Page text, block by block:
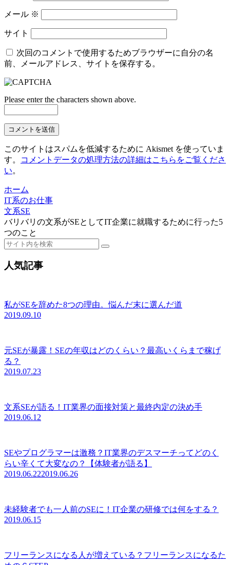
メール ※
サイト
次回のコメントで使用するためブラウザーに自分の名
前、メールアドレス、サイトを保存する。
Please enter the characters shown above.
このサイトはスパムを低減するために Akismet を使っていま
す。
コメントデータの処理方法の詳細はこちらをご覧くださ
い。
ホーム
IT系のお仕事
文系SE
バリバリの文系がSEとしてIT企業に就職するために行った5
つのこと
人気記事
私がSEを辞めた8つの理由。悩んだ末に選んだ道
2019.09.10
元SEが暴露！SEの年収はどのくらい？最高いくらまで稼げ
る？
2019.07.23
文系SEが語る！IT業界の面接対策と最終内定の決め手
2019.06.12
SEやプログラマーは激務？IT業界のデスマーチってどのく
らい辛くて大変なの？【体験者が語る】
2019.06.222019.06.26
未経験者でも一人前のSEに！IT企業の研修では何をする？
2019.06.15
フリーランスになる人が増えている？フリーランスになるた